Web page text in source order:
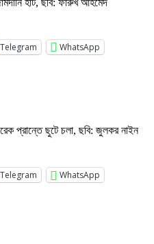
হাট, ছবি: ফারুখ আহমেদ
Telegram WhatsApp
প্রান্তে ছুটে চলা, ছবি: জুলকর নাইন
Telegram WhatsApp